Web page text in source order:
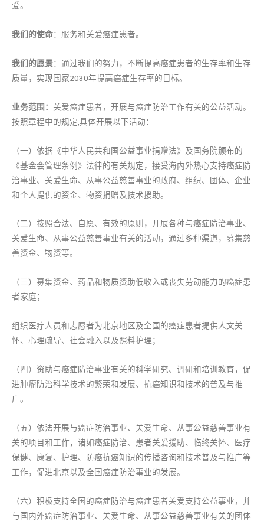
爱。
我们的使命：服务和关爱癌症患者。
我们的愿景：通过我们的努力，不断提高癌症患者的生存率和生存
质量，实现国家2030年提高癌症生存率的目标。
业务范围： 关爱癌症患者，开展与癌症防治工作有关的公益活动。
按照章程中的规定,具体开展以下活动：
（一）依据《中华人民共和国公益事业捐赠法》及国务院颁布的
《基金会管理条例》法律的有关规定，接受海内外热心支持癌症防
治事业、关爱生命、从事公益慈善事业的政府、组织、团体、企业
和个人提供的资金、物资捐赠及技术援助。
（二）按照合法、自愿、有效的原则，开展各种与癌症防治事业、
关爱生命、从事公益慈善事业有关的活动，通过多种渠道，募集慈
善资金、物资等。
（三）募集资金、药品和物质资助低收入或丧失劳动能力的癌症患
者家庭；
组织医疗人员和志愿者为北京地区及全国的癌症患者提供人文关
怀、心理疏导、社会融入以及照料护理；
（四）资助与癌症防治事业有关的科学研究、调研和培训教育，促
进肿瘤防治科学技术的繁荣和发展、抗癌知识和技术的普及与推
广。
（五）依法开展与癌症防治事业、关爱生命、从事公益慈善事业有
关的项目和工作，诸如癌症防治、患者关爱援助、临终关怀、医疗
保健、康复、护理、防癌抗癌知识的传播咨询和技术普及与推广等
工作，促进北京以及全国癌症防治事业的发展。
（六）积极支持全国的癌症防治与癌症患者关爱支持公益事业，并
与国内外癌症防治事业、关爱生命、从事公益慈善事业有关的团体